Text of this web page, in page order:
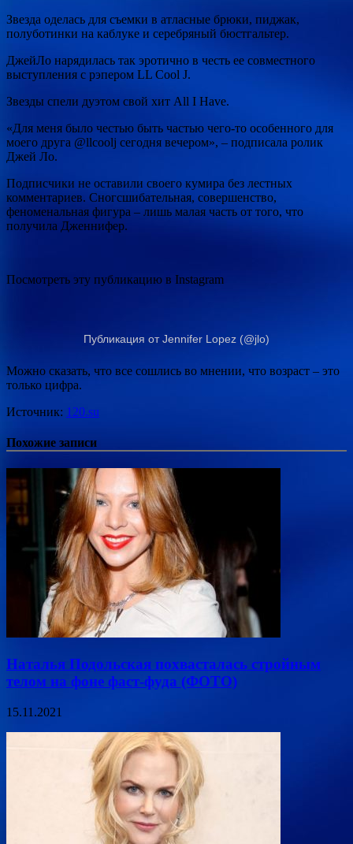
Звезда оделась для съемки в атласные брюки, пиджак,
полуботинки на каблуке и серебряный бюстгальтер.
ДжейЛо нарядилась так эротично в честь ее совместного
выступления с рэпером LL Cool J.
Звезды спели дуэтом свой хит All I Have.
«Для меня было честью быть частью чего-то особенного для
моего друга @llcoolj сегодня вечером», – подписала ролик
Джей Ло.
Подписчики не оставили своего кумира без лестных
комментариев. Сногсшибательная, совершенство,
феноменальная фигура – лишь малая часть от того, что
получила Дженнифер.
Посмотреть эту публикацию в Instagram
Публикация от Jennifer Lopez (@jlo)
Можно сказать, что все сошлись во мнении, что возраст – это
только цифра.
Источник: 120.su
Похожие записи
Наталья Подольская похвасталась стройным
телом на фоне фаст-фуда (ФОТО)
15.11.2021